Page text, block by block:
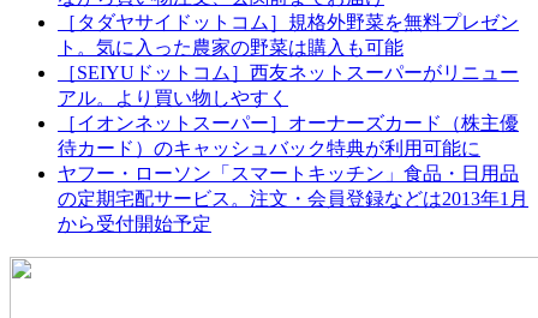
［タダヤサイドットコム］規格外野菜を無料プレゼン
ト。気に入った農家の野菜は購入も可能
［SEIYUドットコム］西友ネットスーパーがリニュー
アル。より買い物しやすく
［イオンネットスーパー］オーナーズカード（株主優
待カード）のキャッシュバック特典が利用可能に
ヤフー・ローソン「スマートキッチン」食品・日用品
の定期宅配サービス。注文・会員登録などは2013年1月
から受付開始予定